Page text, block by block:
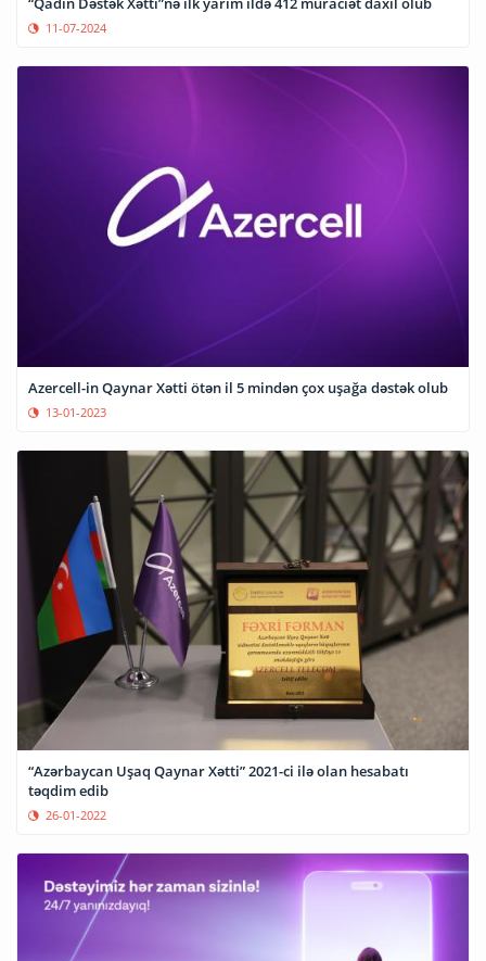
11-07-2024
Azercell-in Qaynar Xətti ötən il 5 mindən çox uşağa dəstək olub
13-01-2023
“Azərbaycan Uşaq Qaynar Xətti” 2021-ci ilə olan hesabatı
təqdim edib
26-01-2022